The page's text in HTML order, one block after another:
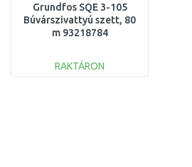
Grundfos SQE 3-105
Búvárszivattyú szett, 80
m 93218784
RAKTÁRON